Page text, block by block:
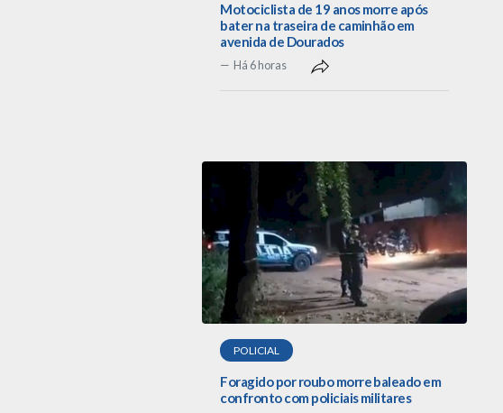
Motociclista de 19 anos morre após
bater na traseira de caminhão em
avenida de Dourados
Há 6 horas
POLICIAL
Foragido por roubo morre baleado em
confronto com policiais militares